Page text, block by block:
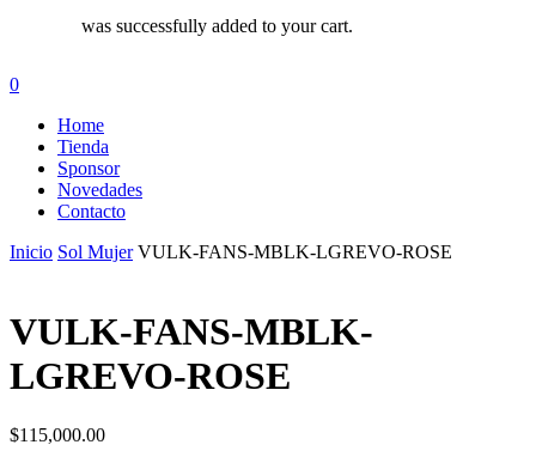
was successfully added to your cart.
Menu
search
account
0
Home
Tienda
Sponsor
Novedades
Contacto
Inicio Sol Mujer VULK-FANS-MBLK-LGREVO-ROSE
VULK-FANS-MBLK-
LGREVO-ROSE
$115,000.00